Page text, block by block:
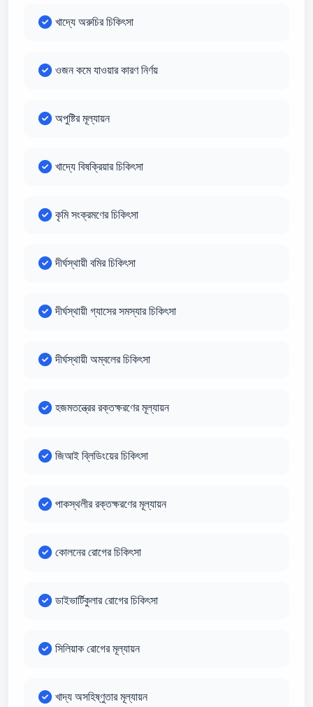
খাদ্যে অরুচির চিকিৎসা
ওজন কমে যাওয়ার কারণ নির্ণয়
অপুষ্টির মূল্যায়ন
খাদ্যে বিষক্রিয়ার চিকিৎসা
কৃমি সংক্রমণের চিকিৎসা
দীর্ঘস্থায়ী বমির চিকিৎসা
দীর্ঘস্থায়ী গ্যাসের সমস্যার চিকিৎসা
দীর্ঘস্থায়ী অম্বলের চিকিৎসা
হজমতন্ত্রের রক্তক্ষরণের মূল্যায়ন
জিআই ব্লিডিংয়ের চিকিৎসা
পাকস্থলীর রক্তক্ষরণের মূল্যায়ন
কোলনের রোগের চিকিৎসা
ডাইভার্টিকুলার রোগের চিকিৎসা
সিলিয়াক রোগের মূল্যায়ন
খাদ্য অসহিষ্ণুতার মূল্যায়ন